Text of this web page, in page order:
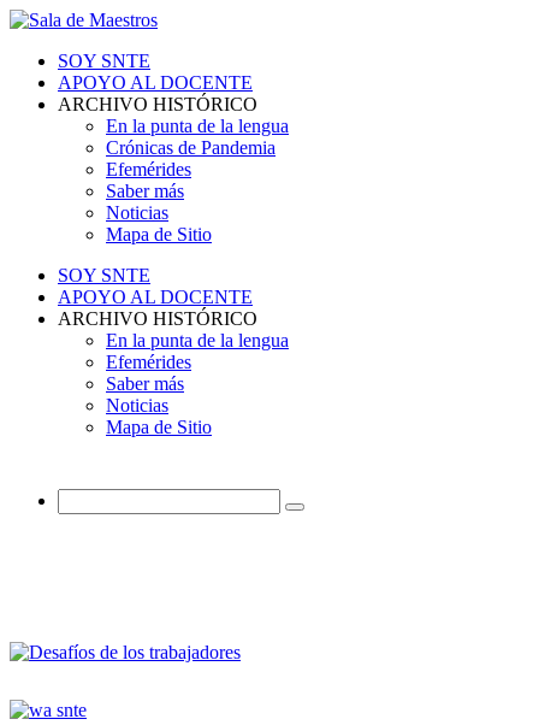
SOY SNTE
APOYO AL DOCENTE
ARCHIVO HISTÓRICO
En la punta de la lengua
Crónicas de Pandemia
Efemérides
Saber más
Noticias
Mapa de Sitio
SOY SNTE
APOYO AL DOCENTE
ARCHIVO HISTÓRICO
En la punta de la lengua
Efemérides
Saber más
Noticias
Mapa de Sitio